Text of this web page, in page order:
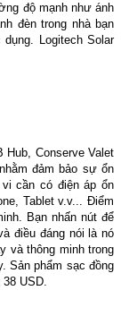
độ mạnh như ánh
đèn trong nhà bạn
Logitech Solar
Hub, Conserve Valet
đảm bảo sự ổn
cần có điện áp ổn
Tablet v.v... Điểm
Bạn nhấn nút để
điều đáng nói là nó
và thông minh trong
Sản phẩm sạc đồng
USD.